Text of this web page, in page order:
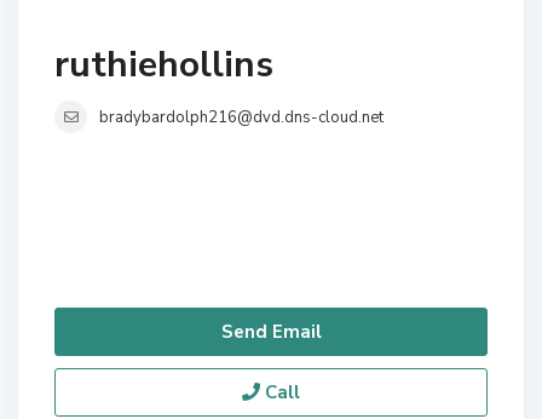
ruthiehollins
bradybardolph216@dvd.dns-cloud.net
Send Email
Call